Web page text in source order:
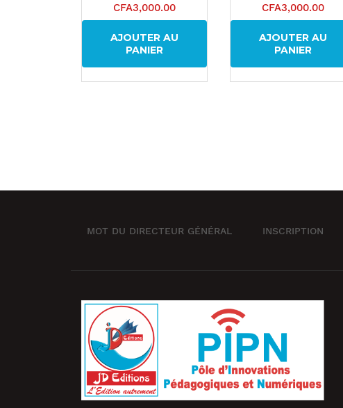
CFA3,000.00
AJOUTER AU
PANIER
CFA3,000.00
AJOUTER AU
PANIER
MOT DU DIRECTEUR GÉNÉRAL INSCRIPTION